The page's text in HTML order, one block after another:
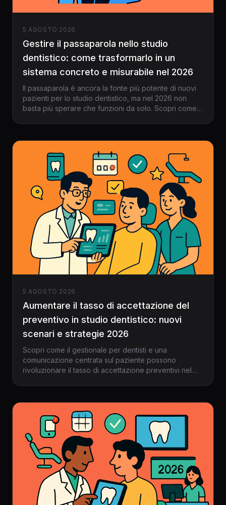
5 AGOSTO 2026
Gestire il passaparola nello studio
dentistico: come trasformarlo in un
sistema concreto e misurabile nel 2026
Il passaparola è ancora la fonte più potente di nuovi
pazienti per lo studio dentistico, ma nel 2026 non
basta più sperare che funzioni da solo. Scopri come
esempi, strumenti pratici.
5 AGOSTO 2026
Aumentare il tasso di accettazione del
preventivo in studio dentistico: nuovi
scenari e strategie 2026
Scopri come il gestionale per dentisti e una
comunicazione centrata sul paziente possono
rivoluzionare il tasso di accettazione preventivi nel